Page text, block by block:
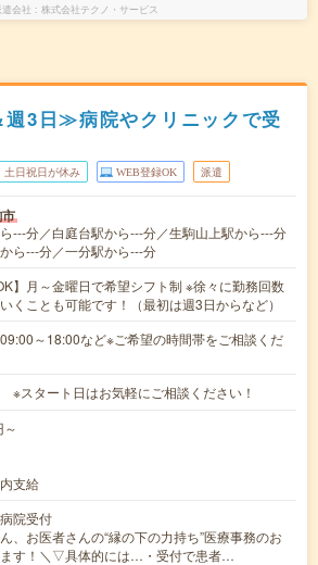
会社 株式会社テクノ・サービス
3日≫病院やクリニックで受
土日祝日が休み WEB登録OK 派遣
---分／白庭台駅から---分／生駒山上駅から---分
ら---分／一分駅から---分
】月～金曜日で希望シフト制 ※徐々に勤務回数
くことも可能です！（最初は週3日からなど）
～18:00など※ご希望の時間帯をご相談くだ
※スタート日はお気軽にご相談ください！
支給
院受付
、お医者さんの“縁の下の力持ち”医療事務のお
す！＼▽具体的には…・受付で患者…